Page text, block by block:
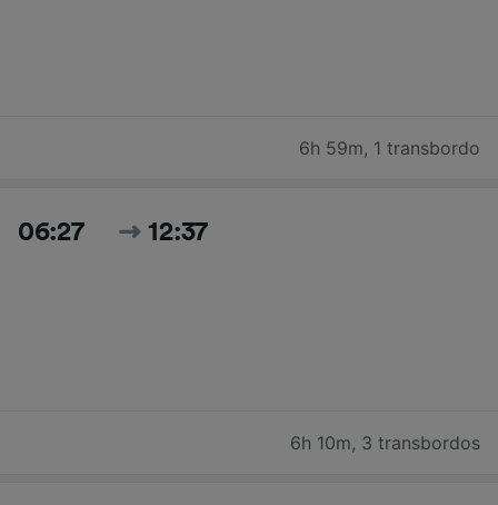
6h 59m, 1 transbordo
06:27 12:37
6h 10m, 3 transbordos